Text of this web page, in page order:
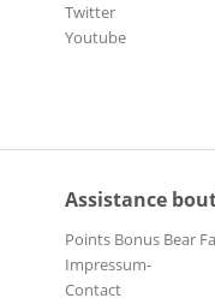
Twitter
Youtube
Assistance
Points Bonus Bear
Impressum-
Contact